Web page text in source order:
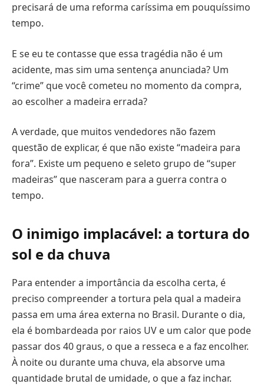
precisará de uma reforma caríssima em pouquíssimo
tempo.
E se eu te contasse que essa tragédia não é um
acidente, mas sim uma sentença anunciada? Um
“crime” que você cometeu no momento da compra,
ao escolher a madeira errada?
A verdade, que muitos vendedores não fazem
questão de explicar, é que não existe “madeira para
fora”. Existe um pequeno e seleto grupo de “super
madeiras” que nasceram para a guerra contra o
tempo.
O inimigo implacável: a tortura do
sol e da chuva
Para entender a importância da escolha certa, é
preciso compreender a tortura pela qual a madeira
passa em uma área externa no Brasil. Durante o dia,
ela é bombardeada por raios UV e um calor que pode
passar dos 40 graus, o que a resseca e a faz encolher.
À noite ou durante uma chuva, ela absorve uma
quantidade brutal de umidade, o que a faz inchar.